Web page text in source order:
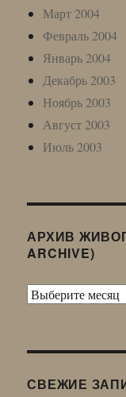
Март 2004
Февраль 2004
Январь 2004
Декабрь 2003
Ноябрь 2003
Август 2003
Июль 2003
АРХИВ
ARCHIVE)
Архив
LJ
СВЕЖИЕ